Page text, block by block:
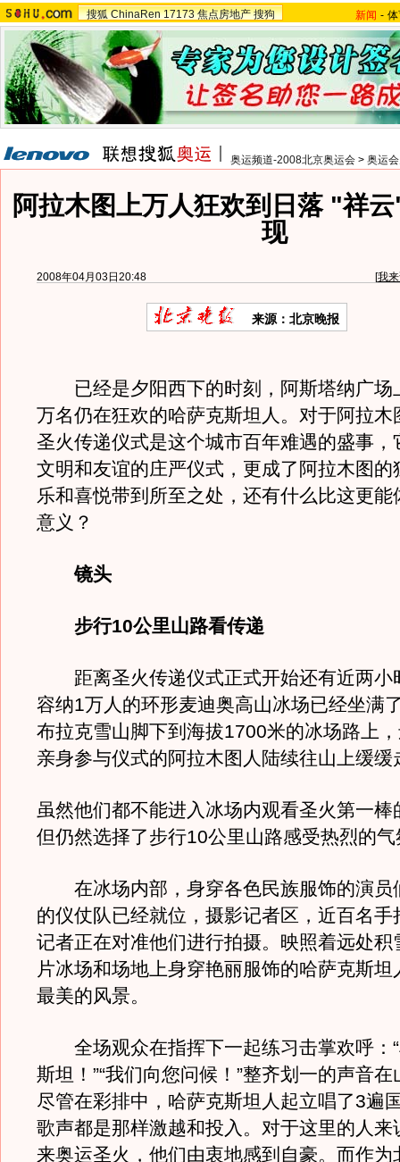
搜狐 ChinaRen 17173 焦点房地产 搜狗 新闻 -
奥运频道-2008北京奥运会 > 奥运
阿拉木图上万人狂欢到日落 "祥
现
2008年04月03日20:48 [我
来源：北京晚报
已经是夕阳西下的时刻，阿斯塔纳广场
万名仍在狂欢的哈萨克斯坦人。对于阿拉木
圣火传递仪式是这个城市百年难遇的盛事，
文明和友谊的庄严仪式，更成了阿拉木图的
乐和喜悦带到所至之处，还有什么比这更能
意义？
镜头
步行10公里山路看传递
距离圣火传递仪式正式开始还有近两小
容纳1万人的环形麦迪奥高山冰场已经坐满
布拉克雪山脚下到海拔1700米的冰场路上
亲身参与仪式的阿拉木图人陆续往山上缓缓
虽然他们都不能进入冰场内观看圣火第一棒
但仍然选择了步行10公里山路感受热烈的气
在冰场内部，身穿各色民族服饰的演员
的仪仗队已经就位，摄影记者区，近百名手
记者正在对准他们进行拍摄。映照着远处积
片冰场和场地上身穿艳丽服饰的哈萨克斯坦
最美的风景。
全场观众在指挥下一起练习击掌欢呼：“
斯坦！”“我们向您问候！”整齐划一的声音
尽管在彩排中，哈萨克斯坦人起立唱了3遍
歌声都是那样激越和投入。对于这里的人来
来奥运圣火，他们由衷地感到自豪。而作为